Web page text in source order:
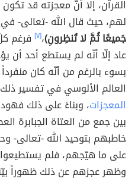
القرآن، إلا أنّ معجزته قد
لهم، حيث قال الله -تعالى- في
جَميعًا ثُمَّ لا تُنظِرونِ)،[٧]
فرغم
عاد إلّا أنّه لم يستطع أحد أن
بسوء بالرغم من أنّه كان
العالم الألوسي في تفسير
المعجزات، وبناءً على ذلك
بين جمع من العتاة الجبابرة
خاطبهم بتوحيد الله -
على ما هيّجهم، فلم
وظهر عجزهم عن ذلك ظهوراً